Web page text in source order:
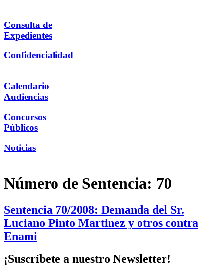
Consulta de
Expedientes
Confidencialidad
Calendario
Audiencias
Concursos
Públicos
Noticias
Número de Sentencia: 70
Sentencia 70/2008: Demanda del Sr.
Luciano Pinto Martinez y otros contra
Enami
¡Suscríbete a nuestro Newsletter!